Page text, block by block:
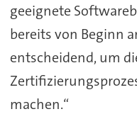
geeignete
bereits von Beginn
entscheidend, um
machen.“